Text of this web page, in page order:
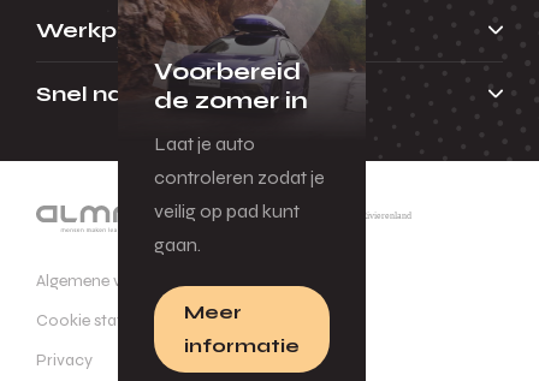
Voorbereid
de zomer in
Laat je auto
controleren zodat je
veilig op pad kunt
gaan.
Meer
informatie
Werkplaats
Snel naar
Algemene voorwaarden
Cookie statement
Privacy